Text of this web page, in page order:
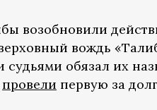
возобновили
вождь
судьями обязал их
провели первую за